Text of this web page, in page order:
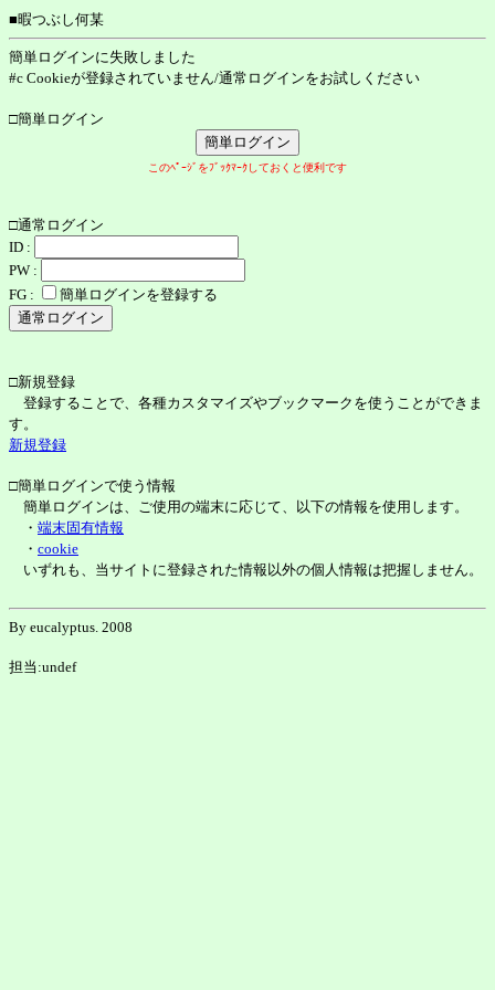
■暇つぶし何某
簡単ログインに失敗しました
#c Cookieが登録されていません/通常ログインをお試しください
□簡単ログイン
このﾍﾟｰｼﾞをﾌﾞｯｸﾏｰｸしておくと便利です
□通常ログイン
ID :
PW :
FG :
簡単ログインを登録する
□新規登録
登録することで、各種カスタマイズやブックマークを使うことができま
す。
新規登録
□簡単ログインで使う情報
簡単ログインは、ご使用の端末に応じて、以下の情報を使用します。
・ 端末固有情報
・ cookie
いずれも、当サイトに登録された情報以外の個人情報は把握しません。
By eucalyptus. 2008
担当:undef